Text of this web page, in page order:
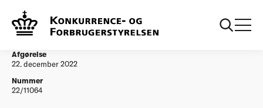
Vandtilsyn
økonomiske ramme for 2023
Afgørelse
22. december 2022
Nummer
22/11064